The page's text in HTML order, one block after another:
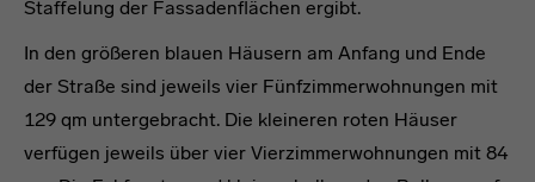
Staffelung der Fassadenflächen ergibt.
In den größeren blauen Häusern am Anfang und Ende
der Straße sind jeweils vier Fünfzimmerwohnungen mit
129 qm untergebracht. Die kleineren roten Häuser
verfügen jeweils über vier Vierzimmerwohnungen mit 84